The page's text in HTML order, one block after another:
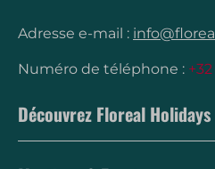
Adresse e-mail :
Numéro de téléphone :
Découvrez Floreal Holidays